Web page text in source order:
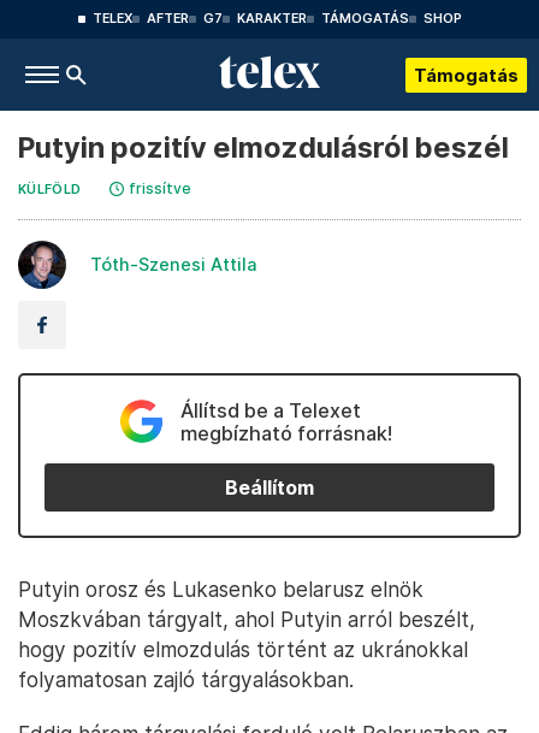
TELEX AFTER G7 KARAKTER TÁMOGATÁS SHOP
Támogatás
Putyin pozitív elmozdulásról beszél
KÜLFÖLD frissítve
Tóth-Szenesi Attila
Állítsd be a Telexet
megbízható forrásnak!
Beállítom
Putyin orosz és Lukasenko belarusz elnök
Moszkvában tárgyalt, ahol Putyin arról beszélt,
hogy pozitív elmozdulás történt az ukránokkal
folyamatosan zajló tárgyalásokban.